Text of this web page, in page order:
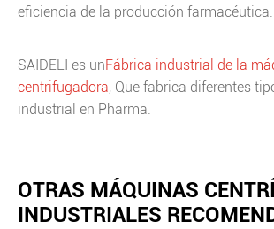
eficiencia de la producción farmacéutica.
SAIDELI es unFábrica industrial de la
centrifugadora, Que fabrica diferentes
industrial en Pharma.
OTRAS MÁQUINAS
INDUSTRIALES